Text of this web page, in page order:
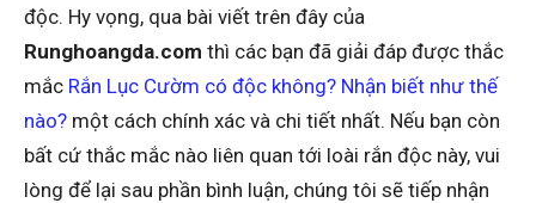
độc. Hy vọng, qua bài viết trên đây của
Runghoangda.com thì các bạn đã giải đáp được thắc
mắc Rắn Lục Cườm có độc không? Nhận biết như thế
nào? một cách chính xác và chi tiết nhất. Nếu bạn còn
bất cứ thắc mắc nào liên quan tới loài rắn độc này, vui
lòng để lại sau phần bình luận, chúng tôi sẽ tiếp nhận